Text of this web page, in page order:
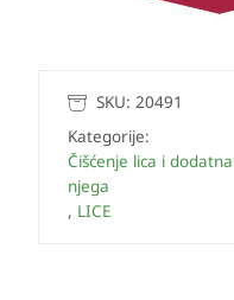
SKU: 20491
Kategorije:
Čišćenje lica i dodatna
njega
, LICE